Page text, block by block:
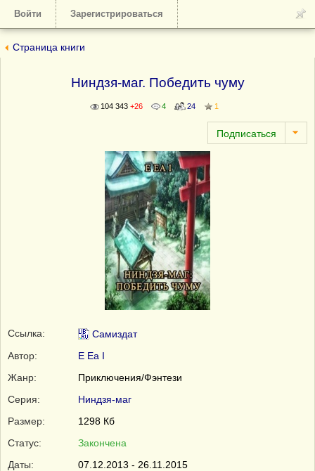
Войти Зарегистрироваться
Страница книги
Ниндзя-маг. Победить чуму
104 343 +26 4 24 1
Ссылка:
Самиздат
Автор:
E Ea I
Жанр:
Приключения/Фэнтези
Серия:
Ниндзя-маг
Размер:
1298 Кб
Статус:
Закончена
Даты:
07.12.2013 - 26.11.2015